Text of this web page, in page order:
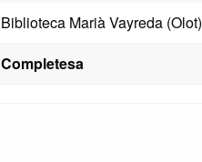
Biblioteca Marià Vayreda (Olot)
Completesa